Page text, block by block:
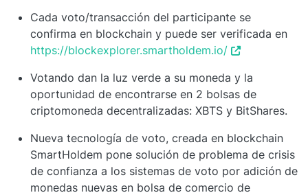
Cada voto/transacción del participante se
confirma en blockchain y puede ser verificada en
https://blockexplorer.smartholdem.io/
Votando dan la luz verde a su moneda y la
oportunidad de encontrarse en 2 bolsas de
criptomoneda decentralizadas: XBTS y BitShares.
Nueva tecnología de voto, creada en blockchain
SmartHoldem pone solución de problema de crisis
de confianza a los sistemas de voto por adición de
monedas nuevas en bolsa de comercio de